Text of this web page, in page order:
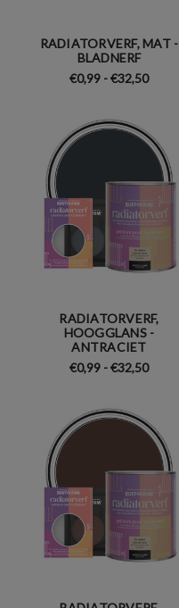
RADIATORVERF, MAT -
BLADNERF
€0,99 - €32,50
RADIATORVERF,
HOOGGLANS -
ANTRACIET
€0,99 - €32,50